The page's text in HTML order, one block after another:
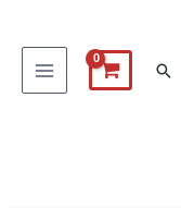
البحث